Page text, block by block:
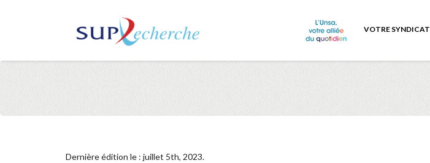
VOTRE SYNDICAT
Dernière édition le : juillet 5th, 2023.